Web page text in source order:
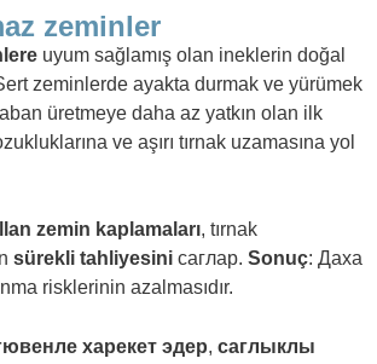
zeminler
uyum sağlamış olan ineklerin doğal
zeminlerde ayakta durmak ve yürümek
üretmeye daha az yatkın olan ilk
ve aşırı tırnak uzamasına yol
zemin kaplamaları, tırnak
sürekli tahliyesini саглар. Sonuç: Даха
risklerinin azalmasıdır.
харекет эдер, саглыклы